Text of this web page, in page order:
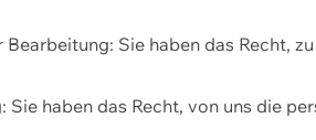
Bearbeitung: Sie haben das Recht,
Sie haben das Recht, von uns die